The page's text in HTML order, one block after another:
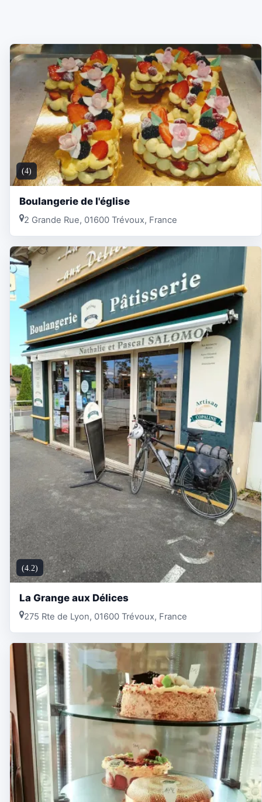
(4)
Boulangerie de l'église
2 Grande Rue, 01600 Trévoux, France
(4.2)
La Grange aux Délices
275 Rte de Lyon, 01600 Trévoux, France